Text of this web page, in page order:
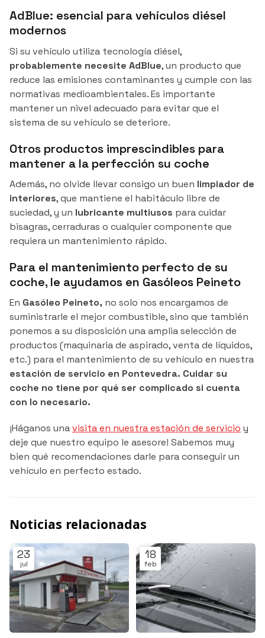
AdBlue: esencial para vehículos diésel
modernos
Si su vehículo utiliza tecnología diésel,
probablemente necesite AdBlue, un producto que
reduce las emisiones contaminantes y cumple con las
normativas medioambientales. Es importante
mantener un nivel adecuado para evitar que el
sistema de su vehículo se deteriore.
Otros productos imprescindibles para
mantener a la perfección su coche
Además, no olvide llevar consigo un buen limpiador de
interiores, que mantiene el habitáculo libre de
suciedad, y un lubricante multiusos para cuidar
bisagras, cerraduras o cualquier componente que
requiera un mantenimiento rápido.
Para el mantenimiento perfecto de su
coche, le ayudamos en Gasóleos Peineto
En Gasóleo Peineto, no solo nos encargamos de
suministrarle el mejor combustible, sino que también
ponemos a su disposición una amplia selección de
productos (maquinaria de aspirado, venta de líquidos,
etc.) para el mantenimiento de su vehículo en nuestra
estación de servicio en Pontevedra. Cuidar su
coche no tiene por qué ser complicado si cuenta
con lo necesario.
¡Háganos unavisita en nuestra estación de servicio y
deje que nuestro equipo le asesore! Sabemos muy
bien qué recomendaciones darle para conseguir un
vehículo en perfecto estado.
Noticias relacionadas
23
jul
18
feb